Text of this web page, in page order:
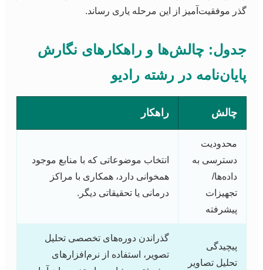
گذر موفقیت‌آمیز از این مرحله یاری رساند.
جدول: چالش‌ها و راهکارهای نگارش
پایان‌نامه در رشته رادیو
چالش راهکار
محدودیت
دسترسی به
داده‌ها/
تجهیزات
پیشرفته
انتخاب موضوعاتی که با منابع موجود
همخوانی دارد، همکاری با مراکز
درمانی یا تحقیقاتی دیگر.
پیچیدگی
تحلیل تصاویر
گذراندن دوره‌های تخصصی تحلیل
تصویر، استفاده از نرم‌افزارهای